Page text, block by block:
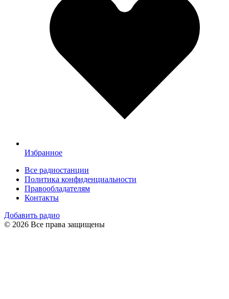
Избранное
Все радиостанции
Политика конфиденциальности
Правообладателям
Контакты
Добавить радио
© 2026 Все права защищены